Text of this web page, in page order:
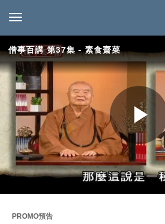
toggle navigation
僧事百講 第37集 - 素食齋菜
PROMO預告